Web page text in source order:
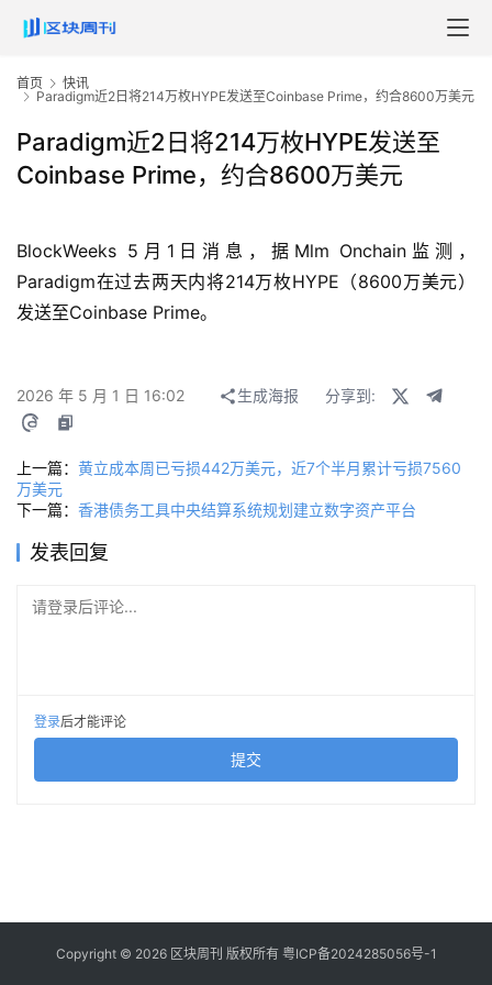
首页
快讯
Paradigm近2日将214万枚HYPE发送至Coinbase Prime，约合8600万美元
Paradigm近2日将214万枚HYPE发送至
Coinbase Prime，约合8600万美元
BlockWeeks 5月1日消息，据Mlm Onchain监测，
Paradigm在过去两天内将214万枚HYPE（8600万美元）
发送至Coinbase Prime。
2026 年 5 月 1 日 16:02 生成海报 分享到:
上一篇： 黄立成本周已亏损442万美元，近7个半月累计亏损7560
万美元
下一篇： 香港债务工具中央结算系统规划建立数字资产平台
发表回复
请登录后评论...
登录后才能评论
提交
Copyright © 2026 区块周刊 版权所有 粤ICP备2024285056号-1